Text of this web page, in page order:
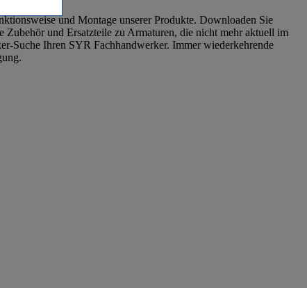
und Montage unserer Produkte. Downloaden Sie
und Ersatzteile zu Armaturen, die nicht mehr aktuell im
Suche Ihren SYR Fachhandwerker. Immer wiederkehrende